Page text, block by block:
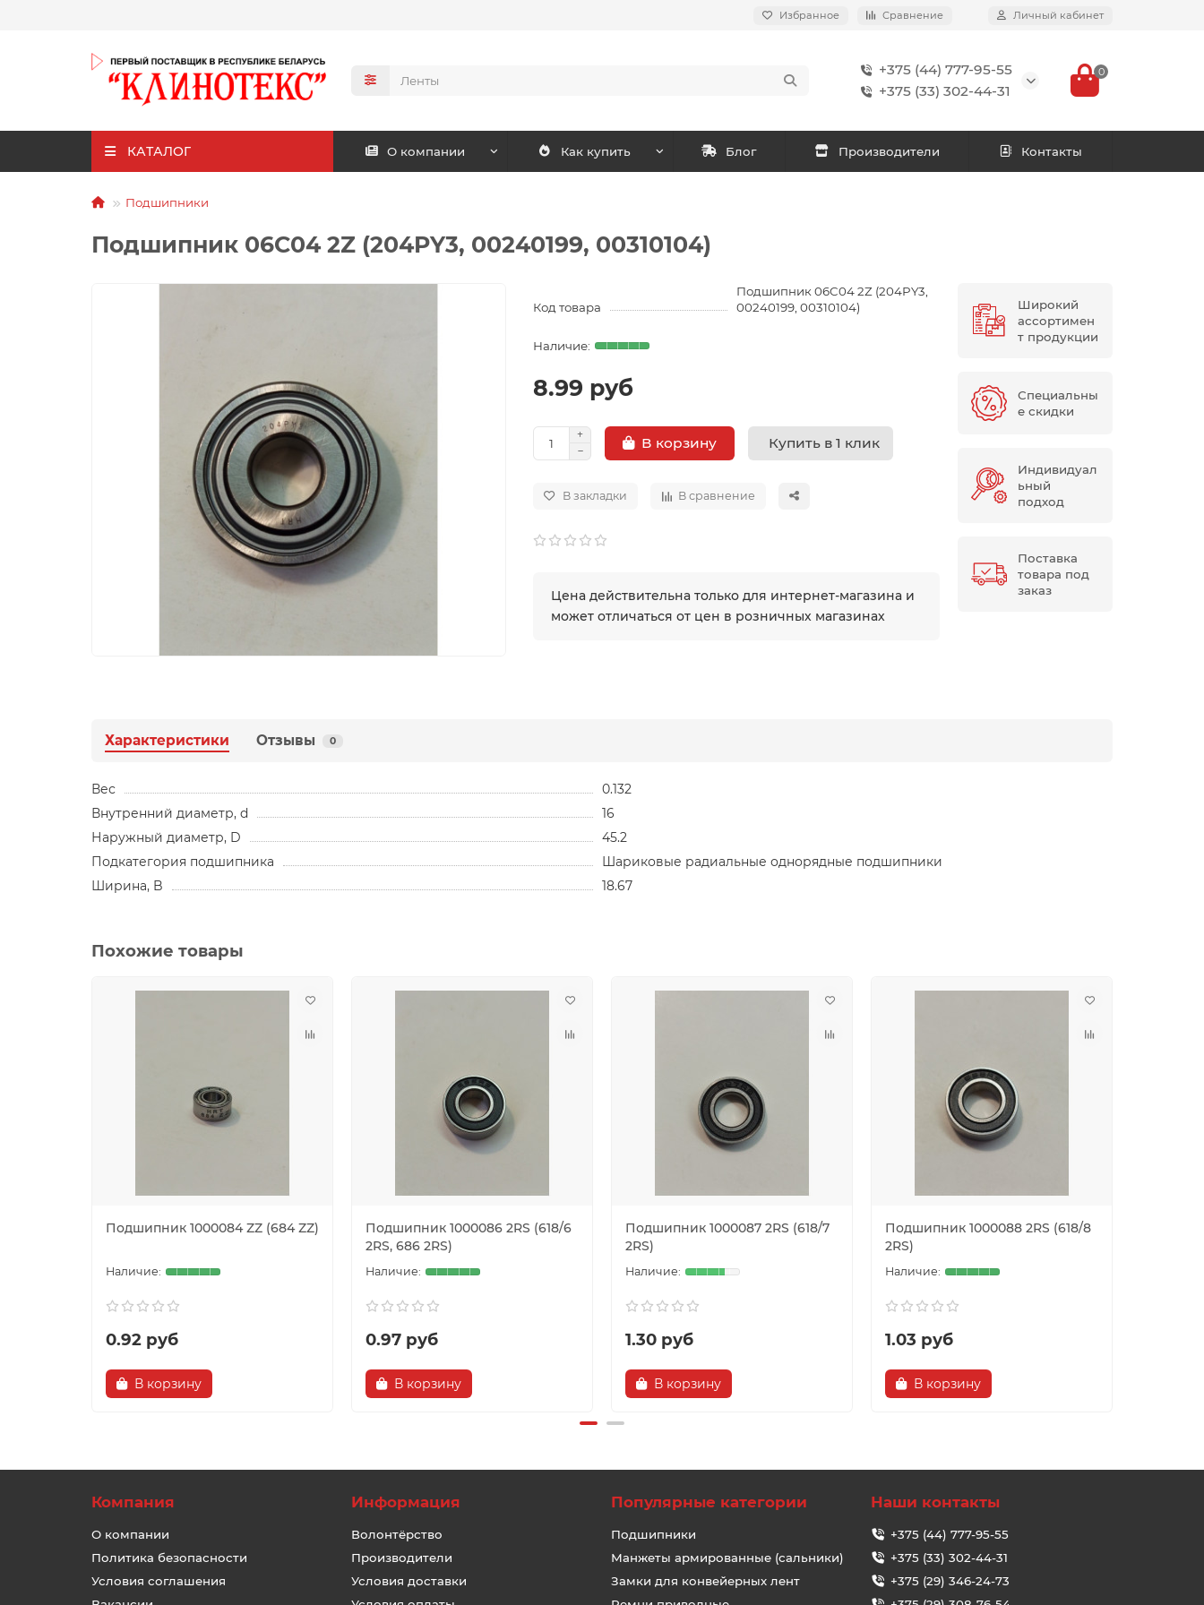
Избранное Сравнение Личный кабинет
+375 (44) 777-95-55
+375 (33) 302-44-31
0
КАТАЛОГ О компании Как купить Блог Производители Контакты
Подшипники
Подшипник 06C04 2Z (204PY3, 00240199, 00310104)
Код товара
Подшипник 06C04 2Z (204PY3,
00240199, 00310104)
8.99 руб
В корзину Купить в 1 клик
В закладки В сравнение
Цена действительна только для интернет-магазина и
может отличаться от цен в розничных магазинах
Широкий
ассортимен
т продукции
Специальны
е скидки
Индивидуал
ьный
подход
Поставка
товара под
заказ
Характеристики Отзывы 0
Вес
0.132
Внутренний диаметр, d
16
Наружный диаметр, D
45.2
Подкатегория подшипника
Шариковые радиальные однорядные подшипники
Ширина, B
18.67
Похожие товары
Подшипник 1000084 ZZ (684 ZZ)
0.92 руб
В корзину
Подшипник 1000086 2RS (618/6
2RS, 686 2RS)
0.97 руб
В корзину
Подшипник 1000087 2RS (618/7
2RS)
1.30 руб
В корзину
Подшипник 1000088 2RS (618/8
2RS)
1.03 руб
В корзину
Компания
О компании
Политика безопасности
Условия соглашения
Информация
Волонтёрство
Производители
Условия доставки
Популярные категории
Подшипники
Манжеты армированные (сальники)
Замки для конвейерных лент
Наши контакты
+375 (44) 777-95-55
+375 (33) 302-44-31
+375 (29) 346-24-73